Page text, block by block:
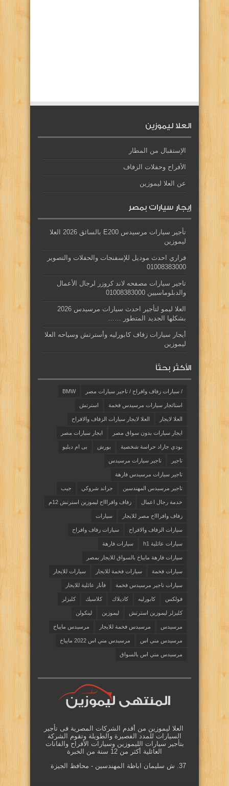
العلا ليموزين
الإستقبال من المطار
الأفراح وحفلات الزفاف
عن العلا ليموزين
إيجار سيارات بمصر
تأجير سيارات مرسيدس E200 بالسائق 2026 العلا
ليموزين
فراري احدث موديل للإسفنجات والحفلات والتصوير
01008383000
تاجير سيارات مصفحه لاند كروزر لرجال الأعمال
والدبلوماسيين 01008383000
العلا ليمو لتأجير احدث سيارات مرسيدس 2026
بشكلها الجديد المتطور ……
أيجار سيارات زفاف كابورليه وأسترتش وسياحه العلا
ليموزين
الأكثر بحثاً
/ سيارات زفاف وافراح / تاجير سيارات مصر BMW
استائجار سيارات مرسيدس فخمة استرتش
العلا لايجار العلا لايجار سيارات الزفاف والافراح
ايجار سيارات بدون سواق مصر ايجار سيارات مصر
بودي جاراد حراسة شخصية بورش بى ام دبليو
تاجير تاجير سيارات مرسيدس
تاجير سيارات مرسيدس فارهة
تاجير مرسيدس المهندسين جراند شروكي جيب
خدمة رجال اعمال زفاف وافراااح ليموزين اسنرتش 12م
زفاف وافراااح مصر للايجار سيارات
سيارات الزفاف والافراح سيارات زفاف وافراح
سيارات عائلية h1 سيارات فارهة
سيارات فارهة مايباخ بالسواق للايجار بمصر
سيارات فخمة سيارات فخمة للايجار سيارات للايجار
سيارات ناجير مرسيدس فخمة فأنار عائلية للايجار
فولكس كابورليه كاديلاك كلاسيك كليزلر
كليزلر ليموزين استرتش ليموزين لينكولن
مرسيدس مرسيدس فخمة للايجار مرسيدس مايباخ
مرسيدس مني اس مرسيدس مني اس 2022 مايباخ
مرسيدس مني اس بالسواق
العلا ليموزين من أقدم الشركات المصرية فى تأجير
السيارات للمدد الفصيرة والطويلة وتقوم الشركة
بتأجير سيارات الليموزين وسيارات الأفراح والفانات
العائلية أكثر من 12 سنة من الخبرة
37. ش سليمان اباظة المهندسين - محافظ الجيزة